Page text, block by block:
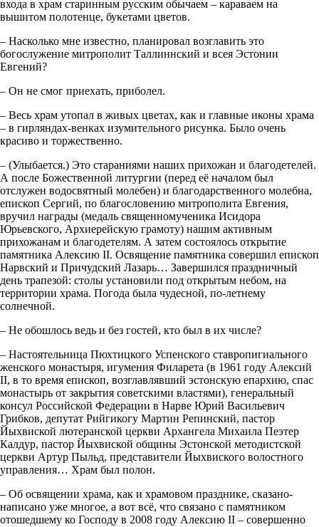
входа в храм старинным русским обычаем – караваем на
вышитом полотенце, букетами цветов.
– Насколько мне известно, планировал возглавить это
богослужение митрополит Таллиннский и всея Эстонии
Евгений?
– Он не смог приехать, приболел.
– Весь храм утопал в живых цветах, как и главные иконы храма
– в гирляндах-венках изумительного рисунка. Было очень
красиво и торжественно.
– (Улыбается.) Это стараниями наших прихожан и благодетелей.
А после Божественной литургии (перед её началом был
отслужен водосвятный молебен) и благодарственного молебна,
епископ Сергий, по благословению митрополита Евгения,
вручил награды (медаль священномученика Исидора
Юрьевского, Архиерейскую грамоту) нашим активным
прихожанам и благодетелям. А затем состоялось открытие
памятника Алексию II. Освящение памятника совершил епископ
Нарвский и Причудский Лазарь… Завершился праздничный
день трапезой: столы установили под открытым небом, на
территории храма. Погода была чудесной, по-летнему
солнечной.
– Не обошлось ведь и без гостей, кто был в их числе?
– Настоятельница Пюхтицкого Успенского ставропигиального
женского монастыря, игумения Филарета (в 1961 году Алексий
II, в то время епископ, возглавлявший эстонскую епархию, спас
монастырь от закрытия советскими властями), генеральный
консул Российской Федерации в Нарве Юрий Васильевич
Грибков, депутат Рийгикогу Мартин Репинский, пастор
Йыхвиской лютеранской церкви Архангела Михаила Пеэтер
Калдур, пастор Йыхвиской общины Эстонской методистской
церкви Артур Пыльд, представители Йыхвиского волостного
управления… Храм был полон.
– Об освящении храма, как и храмовом празднике, сказано-
написано уже многое, а вот всё, что связано с памятником
отошедшему ко Господу в 2008 году Алексию II – совершенно